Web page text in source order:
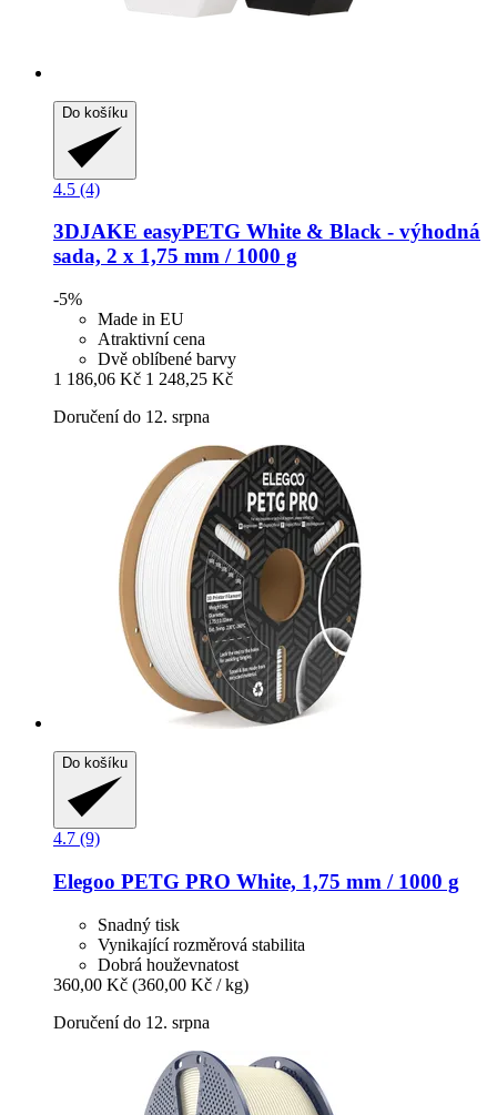
Do košíku
4.5 (4)
3DJAKE easyPETG White & Black -​ výhodná
sada, 2 x 1,75 mm / 1000 g
-5%
Made in EU
Atraktivní cena
Dvě oblíbené barvy
1 186,06 Kč 1 248,25 Kč
Doručení do 12. srpna
Do košíku
4.7 (9)
Elegoo PETG PRO White, 1,75 mm / 1000 g
Snadný tisk
Vynikající rozměrová stabilita
Dobrá houževnatost
360,00 Kč (360,00 Kč / kg)
Doručení do 12. srpna